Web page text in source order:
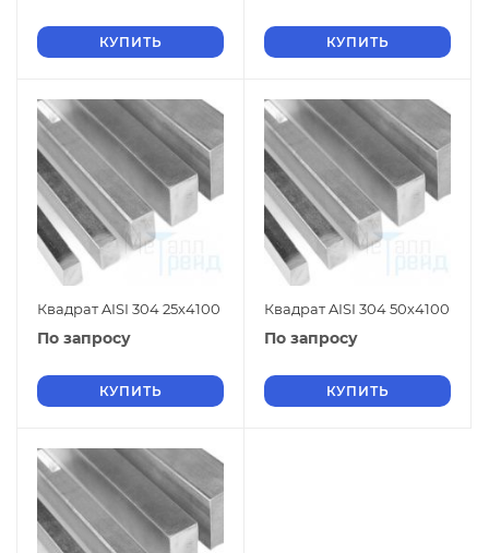
КУПИТЬ КУПИТЬ
Квадрат AISI 304 25х4100
По запросу
КУПИТЬ
Квадрат AISI 304 50х4100
По запросу
КУПИТЬ